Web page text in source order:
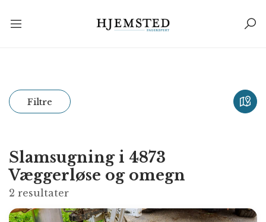
Filtre
Slamsugning i 4873
Væggerløse og omegn
2 resultater